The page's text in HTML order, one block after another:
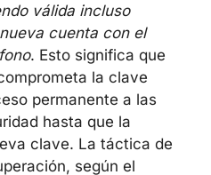
válida incluso
cuenta con el
. Esto significa que
la clave
permanente a las
hasta que la
clave. La táctica de
según el